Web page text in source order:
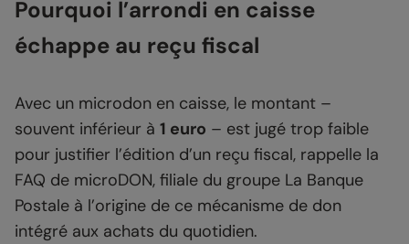
Pourquoi l’arrondi en caisse
échappe au reçu fiscal
Avec un microdon en caisse, le montant –
souvent inférieur à 1 euro – est jugé trop faible
pour justifier l’édition d’un reçu fiscal, rappelle la
FAQ de microDON, filiale du groupe La Banque
Postale à l’origine de ce mécanisme de don
intégré aux achats du quotidien.